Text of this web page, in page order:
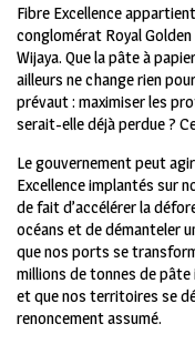
Fibre Excellence
conglomérat Royal
Wijaya. Que la pâte à
ailleurs ne change rien
prévaut : maximiser les
serait-elle déjà perdue ?
Le gouvernement peut
Excellence implantés sur
de fait d’accélérer la
océans et de démanteler
que nos ports se
millions de tonnes de
et que nos territoires se
renoncement assumé.